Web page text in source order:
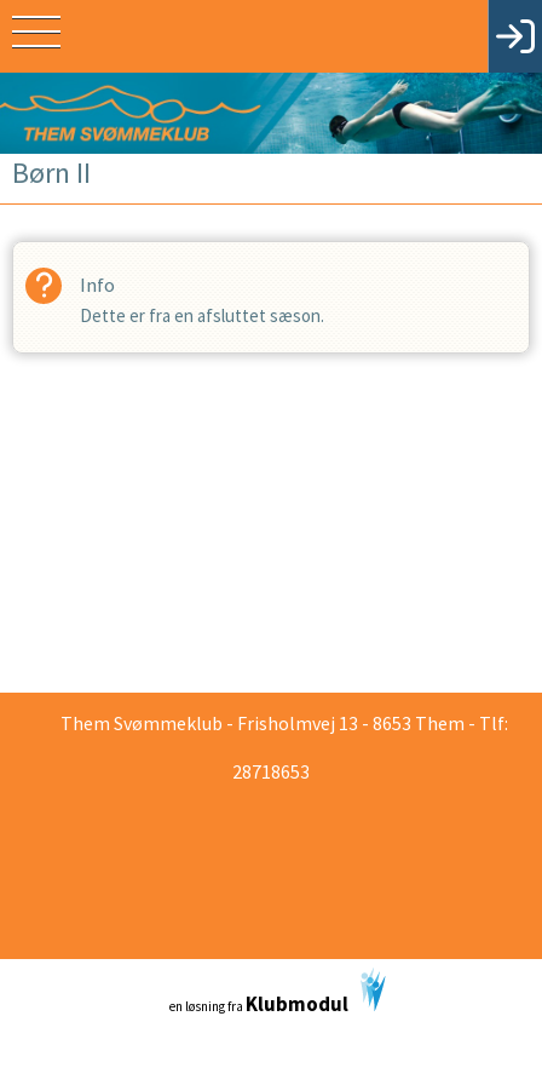
Børn II
Info
Dette er fra en afsluttet sæson.
Them Svømmeklub - Frisholmvej 13 - 8653 Them - Tlf:
28718653
en løsning fra Klubmodul